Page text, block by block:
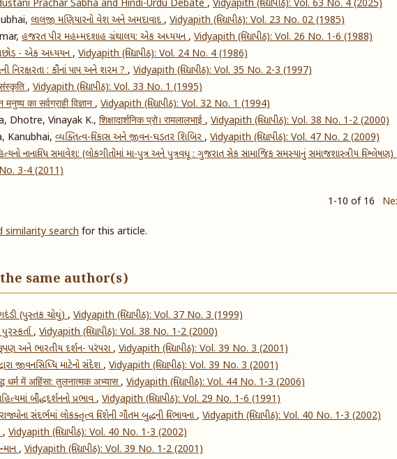
Prachar Sabha and Hindi-Urdu Debate, Vidyapith (વિદ્યાપીઠ): Vol. 63 No. 4 (2025)
લાલજી મણિયારનો વેશ અને અમદાવાદ, Vidyapith (વિદ્યાપીઠ): Vol. 23 No. 02 (1985)
હજરત પીર મહમ્મદશાહ ગ્રંથાલય: એક અધ્યયન, Vidyapith (વિદ્યાપીઠ): Vol. 26 No. 1-6 (1988)
- એક અધ્યયન, Vidyapith (વિદ્યાપીઠ): Vol. 24 No. 4 (1986)
નિરક્ષરતા : કૌનાં પાપ અને શરમ ?, Vidyapith (વિદ્યાપીઠ): Vol. 35 No. 2-3 (1997)
संस्कृति, Vidyapith (વિદ્યાપીઠ): Vol. 33 No. 1 (1995)
मनुष्य का सर्वग्राही विज्ञान, Vidyapith (વિદ્યાપીઠ): Vol. 32 No. 1 (1994)
Dhotre, Vinayak K., शिक्षादार्शनिक प्रो। रामलालभाई, Vidyapith (વિદ્યાપીઠ): Vol. 38 No. 1-2 (2000)
Kanubhai, વ્યક્તિત્વ-વિકાસ અને જીવન-ઘડતર શિબિર, Vidyapith (વિદ્યાપીઠ): Vol. 47 No. 2 (2009)
નાનાવિધ સમાવેશ: (લોકગીતોમાં મા-પુત્ર અને પુત્રવધૂ : ​ગુજરાત સેક સામાજિક સમસ્યાનું સમાજશાસ્ત્રીય વિશ્લેષણ)
No. 3-4 (2011)
1-10 of 16
similarity search for this article.
same author(s)
(પુસ્તક ચોથું), Vidyapith (વિદ્યાપીઠ): Vol. 37 No. 3 (1999)
પુરસ્કર્તા, Vidyapith (વિદ્યાપીઠ): Vol. 38 No. 1-2 (2000)
અને ભારતીય દર્શન- પરંપરા, Vidyapith (વિદ્યાપીઠ): Vol. 39 No. 3 (2001)
જીવનસિધ્ધિ માટેનો સંદેશ, Vidyapith (વિદ્યાપીઠ): Vol. 39 No. 3 (2001)
धर्म में अहिंसा: तुलनात्मक अभ्यास, Vidyapith (વિદ્યાપીઠ): Vol. 44 No. 1-3 (2006)
બૌદ્ધદર્શનનો પ્રભાવ, Vidyapith (વિદ્યાપીઠ): Vol. 29 No. 1-6 (1991)
સંદર્ભમાં લોકક્તૃત્વ વિશેની ગૌતમ બુદ્ધની વિભાવના, Vidyapith (વિદ્યાપીઠ): Vol. 40 No. 1-3 (2002)
, Vidyapith (વિદ્યાપીઠ): Vol. 40 No. 1-3 (2002)
, Vidyapith (વિદ્યાપીઠ): Vol. 39 No. 1-2 (2001)